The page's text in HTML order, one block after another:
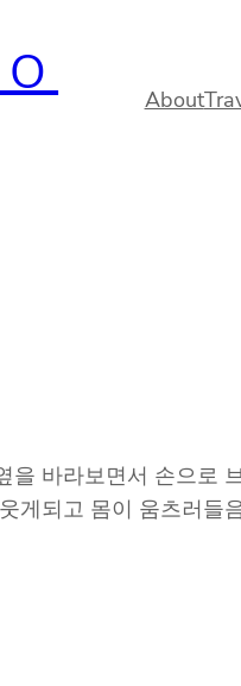
About
을 바라보면서 손으로
게되고 몸이 움츠러들